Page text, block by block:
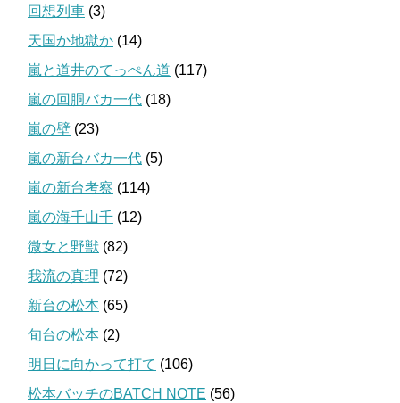
回想列車 (3)
天国か地獄か (14)
嵐と道井のてっぺん道 (117)
嵐の回胴バカ一代 (18)
嵐の壁 (23)
嵐の新台バカ一代 (5)
嵐の新台考察 (114)
嵐の海千山千 (12)
微女と野獣 (82)
我流の真理 (72)
新台の松本 (65)
旬台の松本 (2)
明日に向かって打て (106)
松本バッチのBATCH NOTE (56)